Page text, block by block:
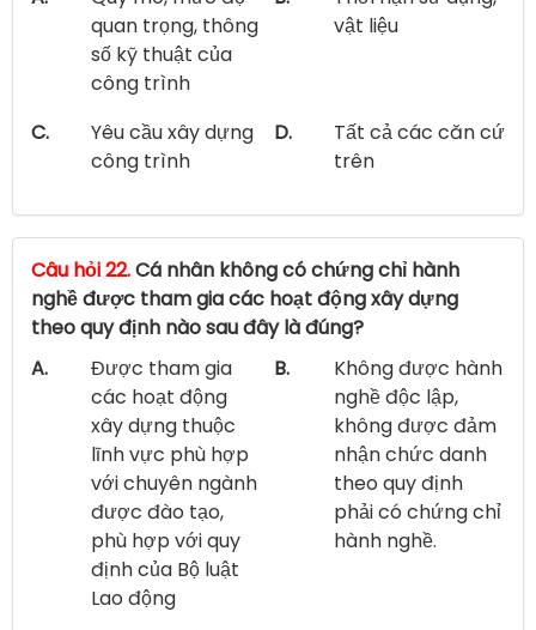
quan trọng, thông
số kỹ thuật của
công trình
vật liệu
C.
Yêu cầu xây dựng
công trình
D.
Tất cả các căn cứ
trên
Câu hỏi 22.Cá nhân không có chứng chỉ hành
nghề được tham gia các hoạt động xây dựng
theo quy định nào sau đây là đúng?
A.
Được tham gia
các hoạt động
xây dựng thuộc
lĩnh vực phù hợp
với chuyên ngành
được đào tạo,
phù hợp với quy
định của Bộ luật
Lao động
B.
Không được hành
nghề độc lập,
không được đảm
nhận chức danh
theo quy định
phải có chứng chỉ
hành nghề.